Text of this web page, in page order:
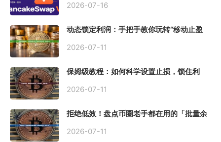
初始化
2026-07-16
动态锁定利润：手把手教你玩转“移动止盈
2026-07-11
保姆级教程：如何科学设置止损，锁住利
2026-07-11
拒绝低效！盘点币圈老手都在用的「批量余
2026-07-11